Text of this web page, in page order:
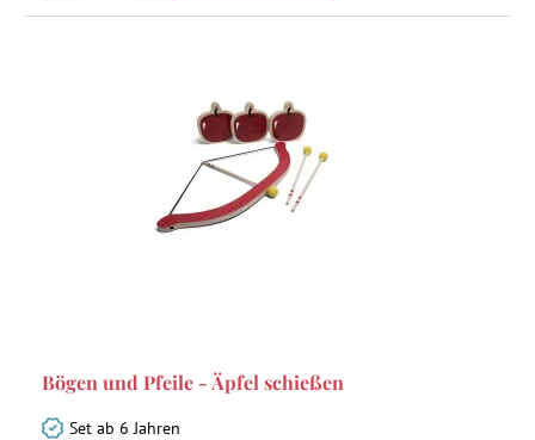
Bögen und Pfeile - Äpfel schießen
Set ab 6 Jahren